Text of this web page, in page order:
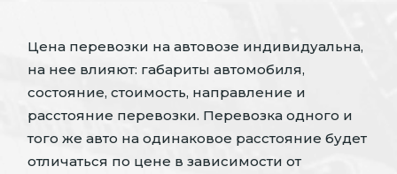
Цена перевозки на автовозе индивидуальна,
на нее влияют: габариты автомобиля,
состояние, стоимость, направление и
расстояние перевозки. Перевозка одного и
того же авто на одинаковое расстояние будет
отличаться по цене в зависимости от